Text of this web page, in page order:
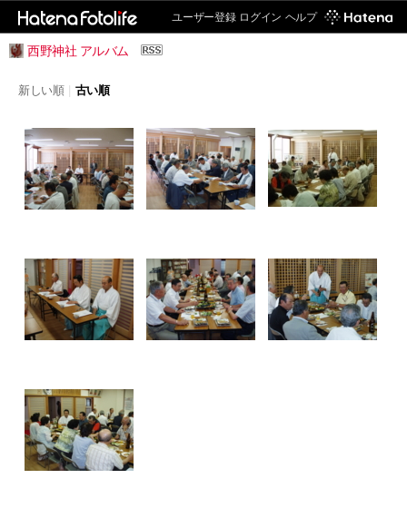
ユーザー登録 ログイン ヘルプ
西野神社 アルバム
新しい順 | 古い順